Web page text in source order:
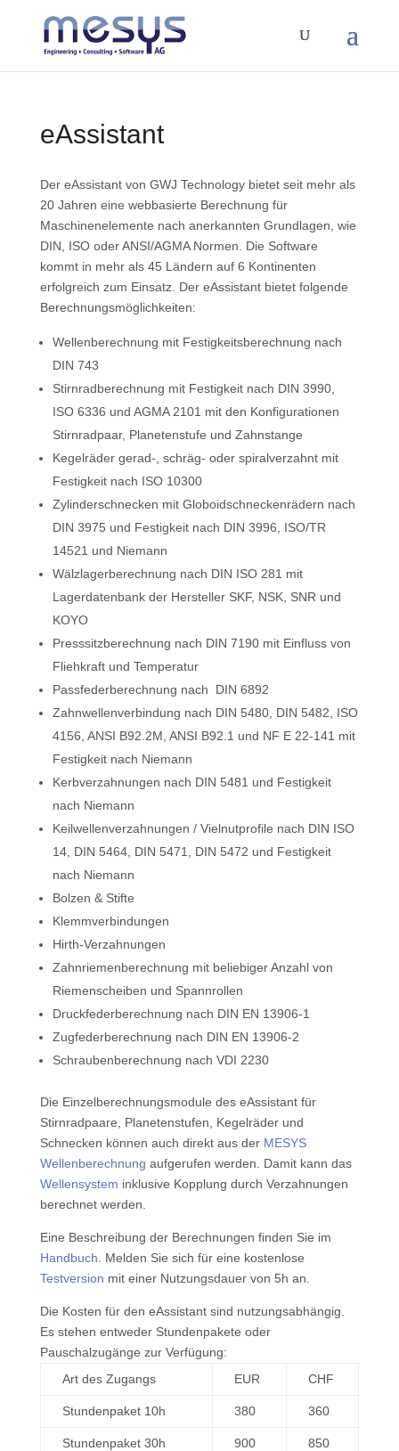
eAssistant
Der eAssistant von GWJ Technology bietet seit mehr als
20 Jahren eine webbasierte Berechnung für
Maschinenelemente nach anerkannten Grundlagen, wie
DIN, ISO oder ANSI/AGMA Normen. Die Software
kommt in mehr als 45 Ländern auf 6 Kontinenten
erfolgreich zum Einsatz. Der eAssistant bietet folgende
Berechnungsmöglichkeiten:
Wellenberechnung mit Festigkeitsberechnung nach
DIN 743
Stirnradberechnung mit Festigkeit nach DIN 3990,
ISO 6336 und AGMA 2101 mit den Konfigurationen
Stirnradpaar, Planetenstufe und Zahnstange
Kegelräder gerad-, schräg- oder spiralverzahnt mit
Festigkeit nach ISO 10300
Zylinderschnecken mit Globoidschneckenrädern nach
DIN 3975 und Festigkeit nach DIN 3996, ISO/TR
14521 und Niemann
Wälzlagerberechnung nach DIN ISO 281 mit
Lagerdatenbank der Hersteller SKF, NSK, SNR und
KOYO
Presssitzberechnung nach DIN 7190 mit Einfluss von
Fliehkraft und Temperatur
Passfederberechnung nach DIN 6892
Zahnwellenverbindung nach DIN 5480, DIN 5482, ISO
4156, ANSI B92.2M, ANSI B92.1 und NF E 22-141 mit
Festigkeit nach Niemann
Kerbverzahnungen nach DIN 5481 und Festigkeit
nach Niemann
Keilwellenverzahnungen / Vielnutprofile nach DIN ISO
14, DIN 5464, DIN 5471, DIN 5472 und Festigkeit
nach Niemann
Bolzen & Stifte
Klemmverbindungen
Hirth-Verzahnungen
Zahnriemenberechnung mit beliebiger Anzahl von
Riemenscheiben und Spannrollen
Druckfederberechnung nach DIN EN 13906-1
Zugfederberechnung nach DIN EN 13906-2
Schraubenberechnung nach VDI 2230
Die Einzelberechnungsmodule des eAssistant für
Stirnradpaare, Planetenstufen, Kegelräder und
Schnecken können auch direkt aus der MESYS
Wellenberechnung aufgerufen werden. Damit kann das
Wellensystem inklusive Kopplung durch Verzahnungen
berechnet werden.
Eine Beschreibung der Berechnungen finden Sie im
Handbuch . Melden Sie sich für eine kostenlose
Testversion mit einer Nutzungsdauer von 5h an.
Die Kosten für den eAssistant sind nutzungsabhängig.
Es stehen entweder Stundenpakete oder
Pauschalzugänge zur Verfügung:
Art des Zugangs
EUR CHF
Stundenpaket 10h 380 360
Stundenpaket 30h 900 850